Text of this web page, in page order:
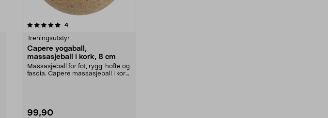
4anmeldelser
Treningsutstyr
Capere yogaball,
massasjeball i kork, 8 cm
Massasjeball for fot, rygg, hofte og
fascia. Capere massasjeball i kork
99,90